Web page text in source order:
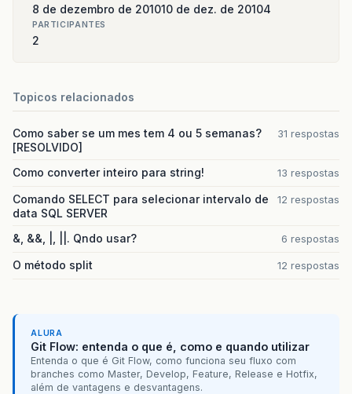
8 de dezembro de 201010 de dez. de 20104
PARTICIPANTES
2
Topicos relacionados
Como saber se um mes tem 4 ou 5 semanas?
[RESOLVIDO]
31 respostas
Como converter inteiro para string! 13 respostas
Comando SELECT para selecionar intervalo de
data SQL SERVER
12 respostas
&, &&, |, ||. Qndo usar? 6 respostas
O método split 12 respostas
ALURA
Git Flow: entenda o que é, como e quando utilizar
Entenda o que é Git Flow, como funciona seu fluxo com
branches como Master, Develop, Feature, Release e Hotfix,
além de vantagens e desvantagens.